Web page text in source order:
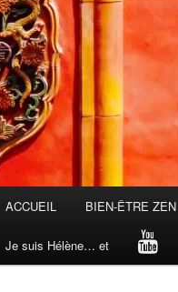
ACCUEIL BIEN-ÊTRE ZEN
Je suis Hélène… et